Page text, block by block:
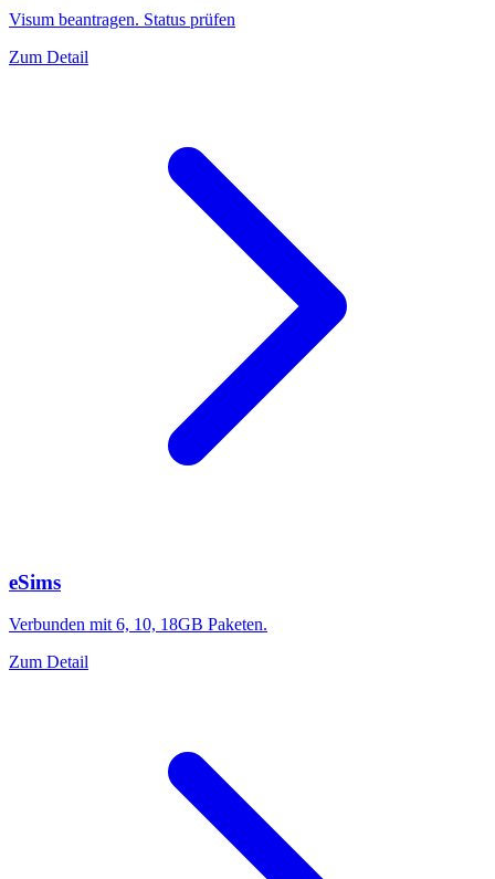
Visum beantragen. Status prüfen
Zum Detail
eSims
Verbunden mit 6, 10, 18GB Paketen.
Zum Detail